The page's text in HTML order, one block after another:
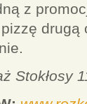
z
drugą
Stokłosy